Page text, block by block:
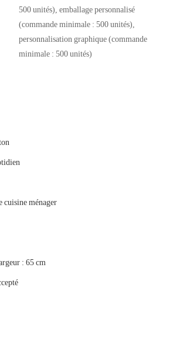
500 unités), emballage personnalisé
(commande minimale : 500 unités),
personnalisation graphique (commande
minimale : 500 unités)
cuisine ménager
: 65 cm